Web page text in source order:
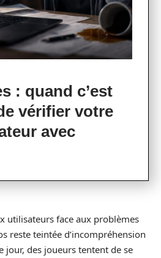
: quand c’est
vérifier votre
avec
utilisateurs face aux problèmes
reste teintée d’incompréhension
jour, des joueurs tentent de se